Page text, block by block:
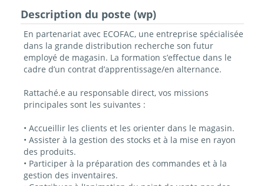
Description du poste (wp)
En partenariat avec ECOFAC, une entreprise spécialisée
dans la grande distribution recherche son futur
employé de magasin. La formation s’effectue dans le
cadre d’un contrat d’apprentissage/en alternance.
Rattaché.e au responsable direct, vos missions
principales sont les suivantes :
• Accueillir les clients et les orienter dans le magasin.
• Assister à la gestion des stocks et à la mise en rayon
des produits.
• Participer à la préparation des commandes et à la
gestion des inventaires.